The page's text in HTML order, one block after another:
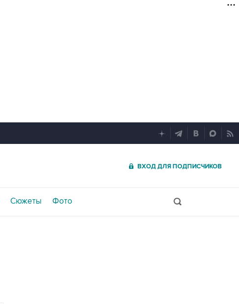
ВХОД ДЛЯ ПОДПИСЧИКОВ
Сюжеты Фото